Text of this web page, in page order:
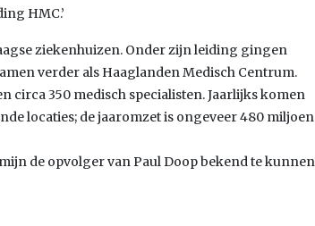
HMC.’
ziekenhuizen. Onder zijn leiding gingen
verder als Haaglanden Medisch Centrum.
circa 350 medisch specialisten. Jaarlijks komen
locaties; de jaaromzet is ongeveer 480 miljoen
de opvolger van Paul Doop bekend te kunnen